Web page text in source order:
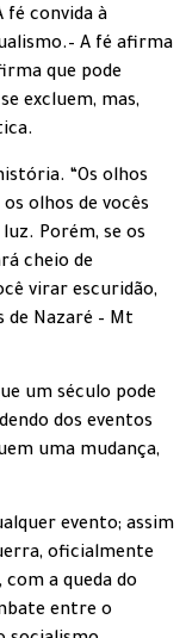
fé convida à
A fé afirma
que pode
excluem, mas,
“Os olhos
olhos de vocês
Porém, se os
cheio de
virar escuridão,
de Nazaré – Mt
um século pode
dos eventos
uma mudança,
evento; assim
oficialmente
a queda do
entre o